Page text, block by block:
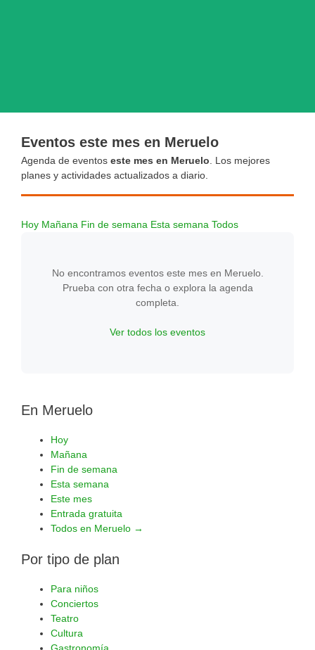
Eventos este mes en Meruelo
Agenda de eventos este mes en Meruelo . Los mejores
planes y actividades actualizados a diario.
Hoy Mañana Fin de semana Esta semana Todos
No encontramos eventos este mes en Meruelo.
Prueba con otra fecha o explora la agenda
completa.
Ver todos los eventos
En Meruelo
Hoy
Mañana
Fin de semana
Esta semana
Este mes
Entrada gratuita
Todos en Meruelo →
Por tipo de plan
Para niños
Conciertos
Teatro
Cultura